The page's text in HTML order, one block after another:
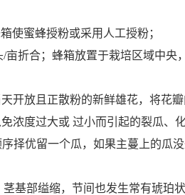
使蜜蜂授粉或采用人工授粉；
/亩折合； 蜂箱放置于栽培区域中央
放且正散粉的新鲜雄花，将花
浓度过大或 过小而引起的裂瓜、
优留一个瓜，如果主蔓上的瓜没
基部缢缩，节间也发生常有琥